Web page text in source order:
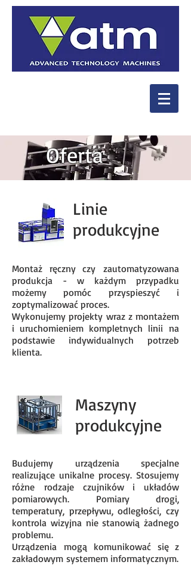
Oferta
Linie
produkcyjne
Montaż ręczny czy zautomatyzowana
produkcja - w każdym przypadku
możemy pomóc przyspieszyć i
zoptymalizować proces.
Wykonujemy projekty wraz z montażem
i uruchomieniem kompletnych linii na
podstawie indywidualnych potrzeb
klienta.
Maszyny
produkcyjne
Budujemy urządzenia specjalne
realizujące unikalne procesy. Stosujemy
różne rodzaje czujników i układów
pomiarowych. Pomiary drogi,
temperatury, przepływu, odległości, czy
kontrola wizyjna nie stanowią żadnego
problemu.
Urządzenia mogą komunikować się z
zakładowym systemem informatycznym.